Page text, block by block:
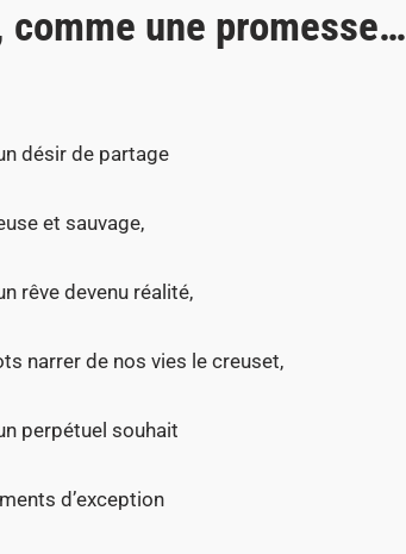
une promesse…
désir de partage
et sauvage,
rêve devenu réalité,
narrer de nos vies le creuset,
perpétuel souhait
d’exception